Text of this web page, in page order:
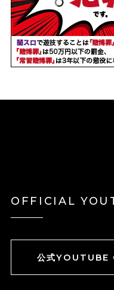
OFFICIAL
公式YOUTUBE